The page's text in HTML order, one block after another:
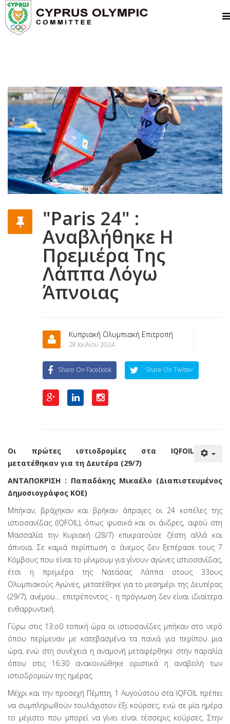
"Paris 24" :
Αναβλήθηκε Η
Πρεμιέρα Της
Λάππα Λόγω
Άπνοιας
Κυπριακή Ολυμπιακή Επιτροπή
28 Ιουλίου 2024
Share On Facebook Share On Twitter
Οι πρώτες ιστιοδρομίες στα IQFOIL
μετατέθηκαν για τη Δευτέρα (29/7)
ΑΝΤΑΠΟΚΡΙΣΗ : Παπαδάκης Μικαέλο (Διαπιστευμένος
Δημοσιογράφος ΚΟΕ)
Μπήκαν, βράχηκαν και βρήκαν άπραγες οι 24 κοπέλες της
ιστιοσανίδας (IQFOIL), όπως φυσικά και οι άνδρες, αφού στη
Μασσαλία την Κυριακή (28/7) επικρατούσε ζέστη αλλά και
άπνοια. Σε καμιά περίπτωση ο άνεμος δεν ξεπέρασε τους 7
Κόμβους που είναι το μίνιμουμ για γίνουν αγώνες ιστιοσανίδας,
έτσι η πρεμιέρα της Νατάσας Λάππα στους 33ους
Ολυμπιακούς Αγώνες, μετατέθηκε για το μεσημέρι της Δευτέρας
(29/7), ανέμου… επιτρέποντος - η πρόγνωση δεν είναι ιδιαίτερα
ενθαρρυντική.
Γύρω στις 13:ο0 τοπική ώρα οι ιστιοσανίδες μπήκαν στο νερό
όπου περίμεναν με κατεβασμένα τα πανιά για περίπου μια
ώρα, ενώ στη συνέχεια η αναμονή μεταφέρθηκε στην παραλία
όπου στις 16:30 ανακοινώθηκε οριστικά η αναβολή των
ιστιοδρομιών της ημέρας.
Μέχρι και την προσεχή Πέμπτη, 1 Αυγούστου στα IQFOIL πρέπει
να συμπληρωθούν τουλάχιστον έξι κούρσες, ενώ σε μία ημέρα
το μέγιστο που μπορεί να γίνει είναι τέσσερις κούρσες. Στην